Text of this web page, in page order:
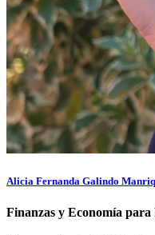
Alicia Fernanda Galindo
Finanzas y Economía para